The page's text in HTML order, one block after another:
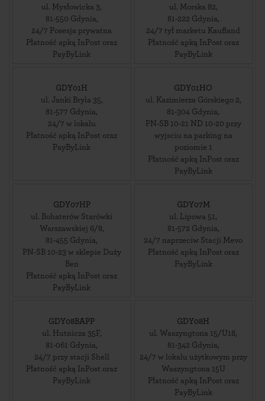
ul. Mysłowicka 3,
81-550 Gdynia,
24/7 Posesja prywatna
Płatność apką InPost oraz
PayByLink
ul. Morska 82,
81-222 Gdynia,
24/7 tył marketu Kaufland
Płatność apką InPost oraz
PayByLink
GDY01H
ul. Janki Bryla 35,
81-577 Gdynia,
24/7 w lokalu
Płatność apką InPost oraz
PayByLink
GDY01HO
ul. Kazimierza Górskiego 2,
81-304 Gdynia,
PN-SB 10-21 ND 10-20 przy
wyjsciu na parking na
poziomie 1
Płatność apką InPost oraz
PayByLink
GDY07HP
ul. Bohaterów Starówki
Warszawskiej 6/8,
81-455 Gdynia,
PN-SB 10-23 w sklepie Duży
Ben
Płatność apką InPost oraz
PayByLink
GDY07M
ul. Lipowa 51,
81-572 Gdynia,
24/7 naprzeciw Stacji Mevo
Płatność apką InPost oraz
PayByLink
GDY08BAPP
ul. Hutnicza 35F,
81-061 Gdynia,
24/7 przy stacji Shell
Płatność apką InPost oraz
PayByLink
GDY08H
ul. Waszyngtona 15/U18,
81-342 Gdynia,
24/7 w lokalu użytkowym przy
Waszyngtona 15U
Płatność apką InPost oraz
PayByLink